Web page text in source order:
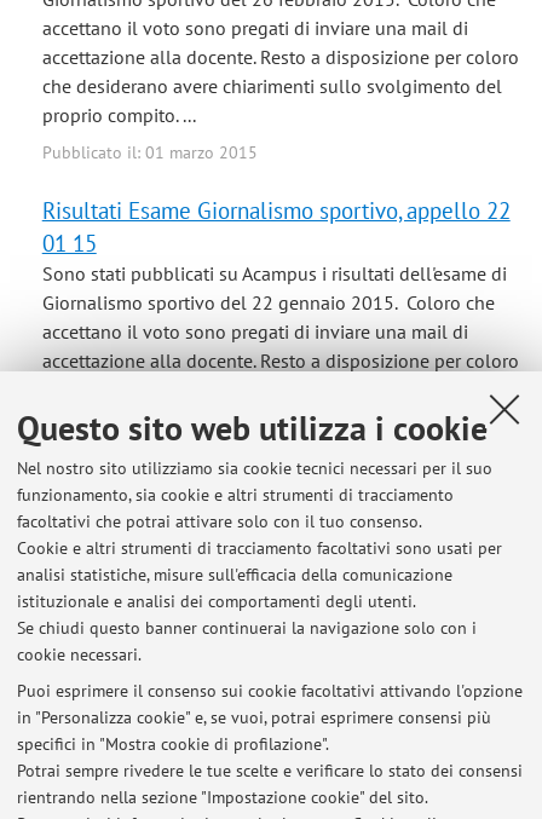
Questo sito web utilizza i cookie
Nel nostro sito utilizziamo sia cookie tecnici necessari per il suo
funzionamento, sia cookie e altri strumenti di tracciamento
facoltativi che potrai attivare solo con il tuo consenso.
Cookie e altri strumenti di tracciamento facoltativi sono usati per
analisi statistiche, misure sull'efficacia della comunicazione
istituzionale e analisi dei comportamenti degli utenti.
Se chiudi questo banner continuerai la navigazione solo con i
cookie necessari.
Puoi esprimere il consenso sui cookie facoltativi attivando l'opzione
in "Personalizza cookie" e, se vuoi, potrai esprimere consensi più
specifici in "Mostra cookie di profilazione".
Potrai sempre rivedere le tue scelte e verificare lo stato dei consensi
rientrando nella sezione "Impostazione cookie" del sito.
accettano il voto sono pregati di inviare una mail di
accettazione alla docente. Resto a disposizione per coloro
che desiderano avere chiarimenti sullo svolgimento del
proprio compito. ...
Pubblicato il: 01 marzo 2015
Risultati Esame Giornalismo sportivo, appello 22
01 15
Sono stati pubblicati su Acampus i risultati dell'esame di
Giornalismo sportivo del 22 gennaio 2015. Coloro che
accettano il voto sono pregati di inviare una mail di
accettazione alla docente. Resto a disposizione per coloro
che desiderano avere chiarimenti sullo svolgimento del
proprio compito. ...
Risultati Esame Giornalismo sportivo, appello 25
09 14
Sono stati pubblicati su Acampus i risultati dell'esame di
Giornalismo sportivo del 25 settembre 2014. Coloro che
accettano il voto sono pregati di inviare una mail di
accettazione alla docente. Resto a disposizione per coloro
che desiderano avere chiarimenti sullo svolgimento del
proprio compito. ...
Pubblicato il: 01 ottobre 2014